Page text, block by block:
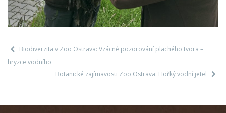
Biodiverzita v Zoo Ostrava: Vzácné pozorování plachého tvora –
hryzce vodního
Botanické zajímavosti Zoo Ostrava: Hořký vodní jetel